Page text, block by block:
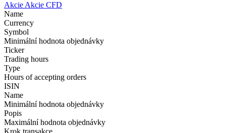
Akcie Akcie CFD
Name
Currency
Symbol
Minimální hodnota objednávky
Ticker
Trading hours
Type
Hours of accepting orders
ISIN
Name
Minimální hodnota objednávky
Popis
Maximální hodnota objednávky